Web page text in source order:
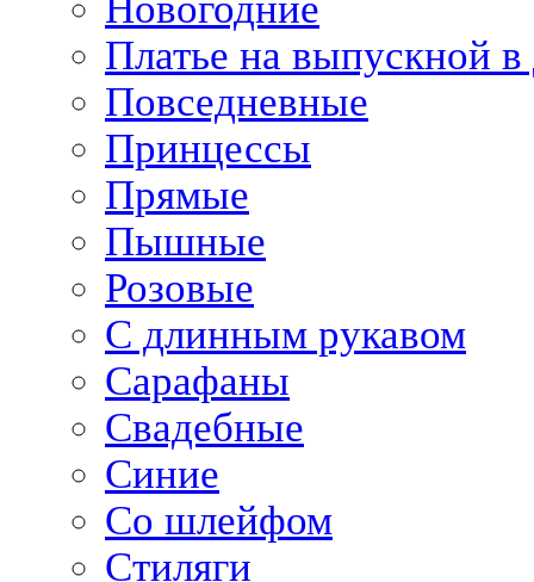
Платье на выпускной в
Повседневные
Принцессы
Прямые
Пышные
Розовые
С длинным рукавом
Сарафаны
Свадебные
Синие
Со шлейфом
Стиляги